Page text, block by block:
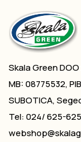
Skala Green
MB: 08775532,
SUBOTICA,
Tel: 024/ 625-625